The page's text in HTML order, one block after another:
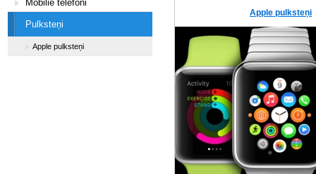
Mobilie telefoni
Pulksteņi
Apple pulksteņi
Apple pulksteņi